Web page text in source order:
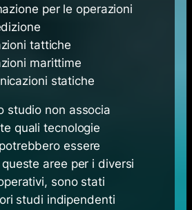
per le operazioni
tattiche
marittime
statiche
studio non associa
quali tecnologie
essere
aree per i diversi
sono stati
studi indipendenti